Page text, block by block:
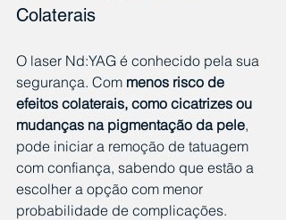
Colaterais
O laser Nd:YAG é conhecido pela sua
segurança. Com menos risco de
efeitos colaterais, como cicatrizes ou
mudanças na pigmentação da pele,
pode iniciar a remoção de tatuagem
com confiança, sabendo que estão a
escolher a opção com menor
probabilidade de complicações.